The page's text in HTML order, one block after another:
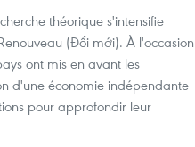
théorique s'intensifie
(Đổi mới). À l'occasion
ont mis en avant les
d'une économie indépendante
pour approfondir leur